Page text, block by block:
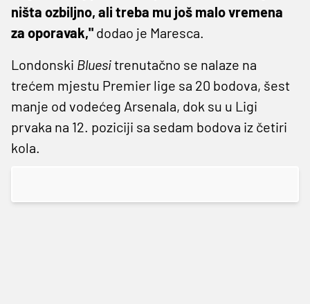
ništa ozbiljno, ali treba mu još malo vremena
za oporavak," dodao je Maresca.
Londonski Bluesitrenutačno se nalaze na
trećem mjestu Premier lige sa 20 bodova, šest
manje od vodećeg Arsenala, dok su u Ligi
prvaka na 12. poziciji sa sedam bodova iz četiri
kola.